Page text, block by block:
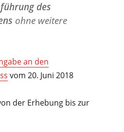
des
ohne weitere
an den
vom 20. Juni 2018
der Erhebung bis zur